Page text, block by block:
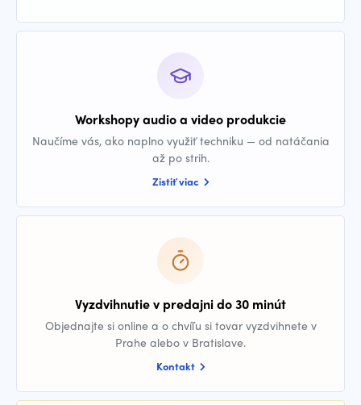
Workshopy audio a video produkcie
Naučíme vás, ako naplno využiť techniku — od natáčania
až po strih.
Zistiť viac
Vyzdvihnutie v predajni do 30 minút
Objednajte si online a o chvíľu si tovar vyzdvihnete v
Prahe alebo v Bratislave.
Kontakt